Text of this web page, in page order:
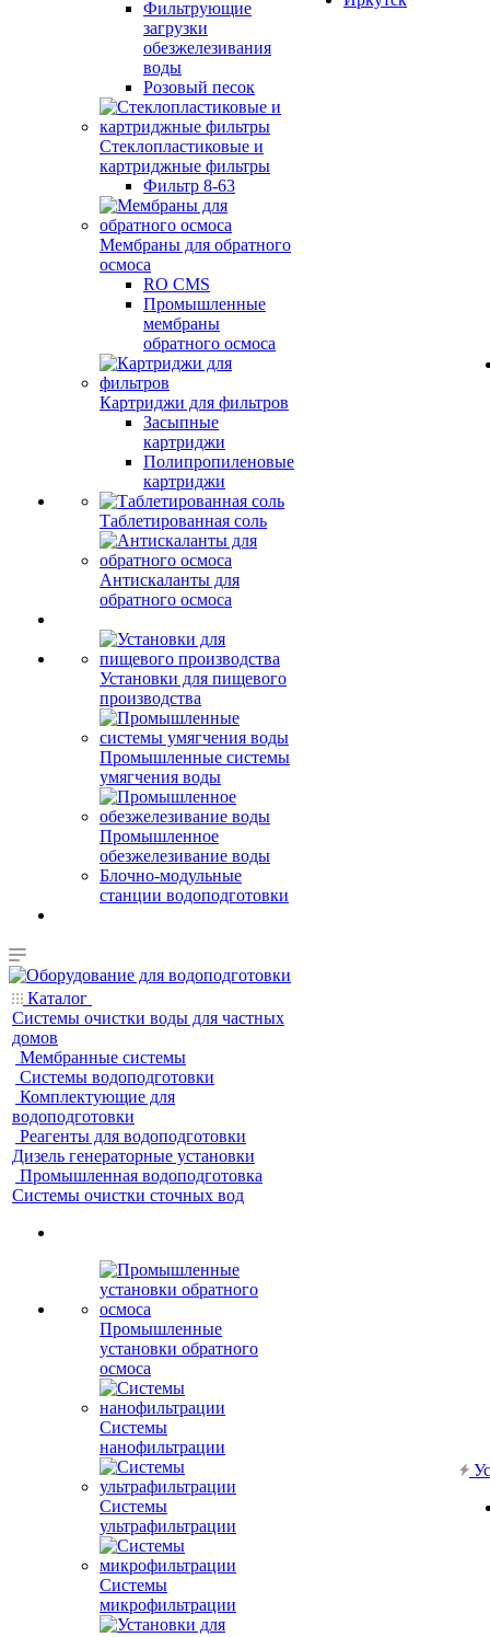
Фильтрующие
загрузки
обезжелезивания
воды
Розовый песок
Стеклопластиковые и
картриджные фильтры
Фильтр 8-63
Мембраны для обратного
осмоса
RO CMS
Промышленные
мембраны
обратного осмоса
Картриджи для фильтров
Засыпные
картриджи
Полипропиленовые
картриджи
Таблетированная соль
Антискаланты для
обратного осмоса
Установки для пищевого
производства
Промышленные системы
умягчения воды
Промышленное
обезжелезивание воды
Блочно-модульные
станции водоподготовки
Каталог
Системы очистки воды для частных
домов
Мембранные системы
Системы водоподготовки
Комплектующие для
водоподготовки
Реагенты для водоподготовки
Дизель генераторные установки
Промышленная водоподготовка
Системы очистки сточных вод
Промышленные
установки обратного
осмоса
Системы
нанофильтрации
Системы
ультрафильтрации
Системы
микрофильтрации